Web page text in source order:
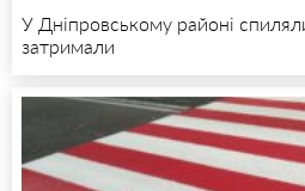
У Дніпровському районі
затримали